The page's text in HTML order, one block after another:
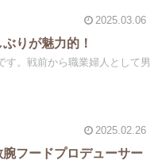
2025.03.06
りが魅力的！
す。戦前から職業婦人として男
2025.02.26
フードプロデューサー